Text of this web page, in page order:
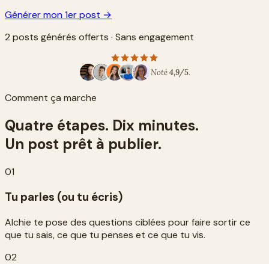
Générer mon 1er post →
2 posts générés offerts · Sans engagement
Noté4,9/5.
Comment ça marche
Quatre étapes. Dix minutes.
Un post prêt à publier.
01
Tu parles (ou tu écris)
Alchie te pose des questions ciblées pour faire sortir ce
que tu sais, ce que tu penses et ce que tu vis.
02